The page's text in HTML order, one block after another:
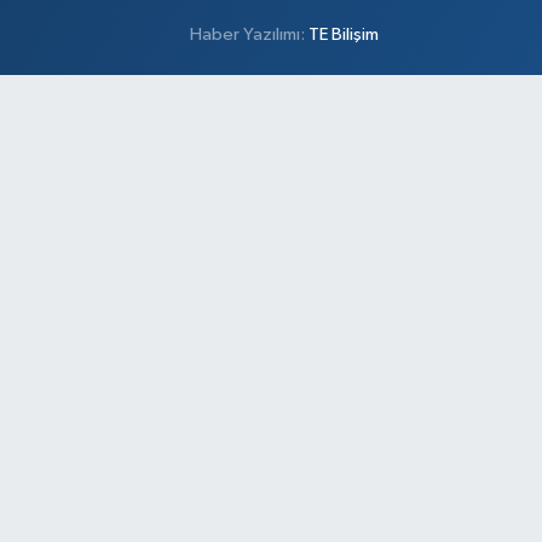
Haber Yazılımı: TE Bilişim